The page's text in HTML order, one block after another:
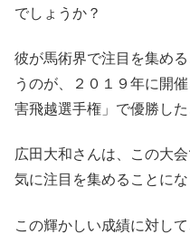
でしょうか？
彼が馬術界で注目を集め
うのが、２０１９年に開
害飛越選手権」で優勝した
広田大和さんは、この大
気に注目を集めることにな
この輝かしい成績に対し